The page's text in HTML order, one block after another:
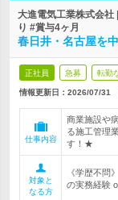
大進電気工業株式会社
り #賞与4ヶ月
春日井・名古屋を
正社員 急募 転勤
情報更新日：2026/07/31
仕事内容
商業施設や
る施工管理
す！★
対象と
なる方
《学歴不
の実務経験